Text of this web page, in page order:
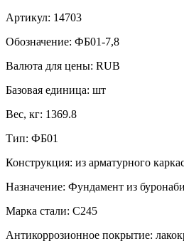
Артикул: 14703
Обозначение: ФБ01-7,8
Валюта для цены: RUB
Базовая единица: шт
Вес, кг: 1369.8
Тип: ФБ01
Конструкция: из арматурного
Назначение: Фундамент из
Марка стали: С245
Антикоррозионное покрытие: